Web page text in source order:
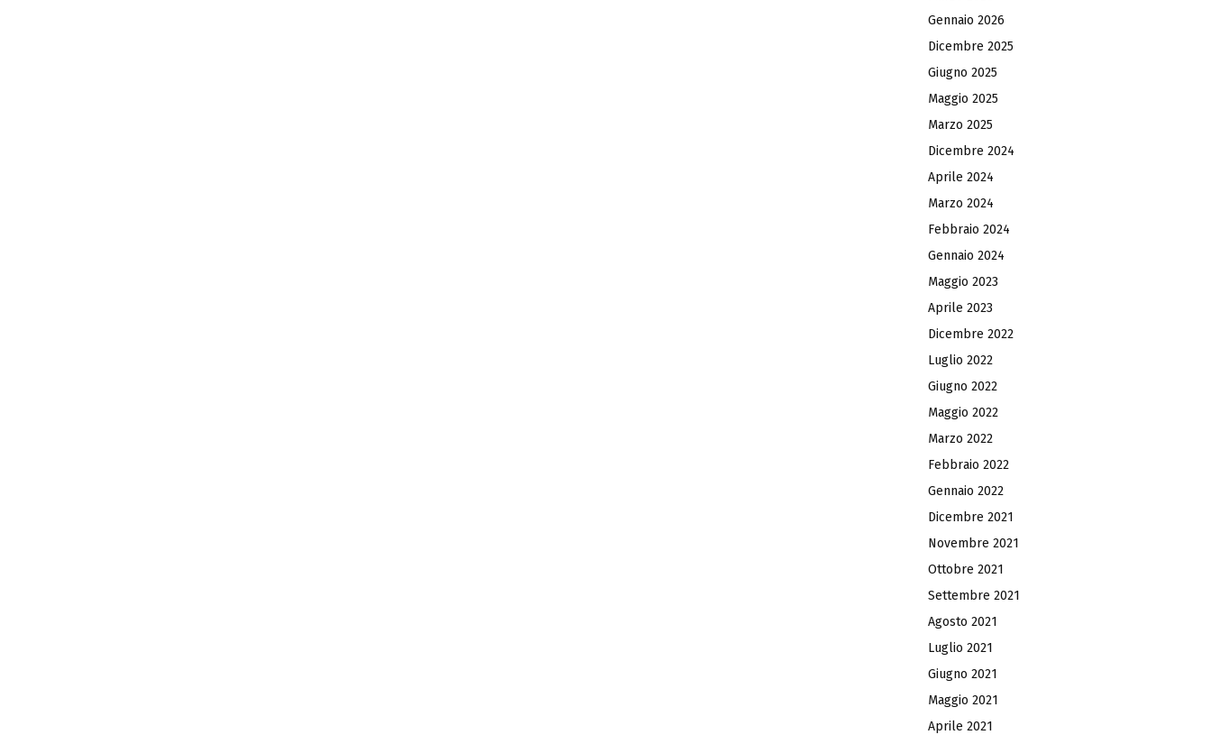
Gennaio 2026
Dicembre 2025
Giugno 2025
Maggio 2025
Marzo 2025
Dicembre 2024
Aprile 2024
Marzo 2024
Febbraio 2024
Gennaio 2024
Maggio 2023
Aprile 2023
Dicembre 2022
Luglio 2022
Giugno 2022
Maggio 2022
Marzo 2022
Febbraio 2022
Gennaio 2022
Dicembre 2021
Novembre 2021
Ottobre 2021
Settembre 2021
Agosto 2021
Luglio 2021
Giugno 2021
Maggio 2021
Aprile 2021